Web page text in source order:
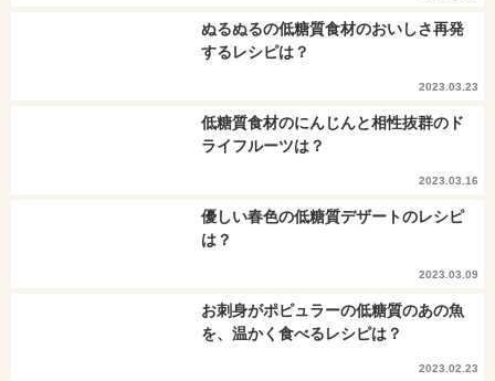
ぬるぬるの低糖質食材のおいしさ再発
するレシピは？
2023.03.23
低糖質食材のにんじんと相性抜群のド
ライフルーツは？
2023.03.16
優しい春色の低糖質デザートのレシピ
は？
2023.03.09
お刺身がポピュラーの低糖質のあの魚
を、温かく食べるレシピは？
2023.02.23